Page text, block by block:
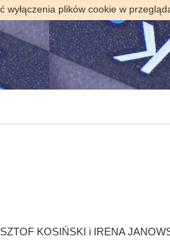
plików cookie w
KOSIŃSKI i IRENA